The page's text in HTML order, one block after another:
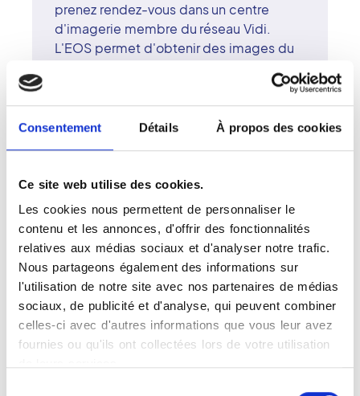
Consentement Détails À propos des cookies
Ce site web utilise des cookies.
Les cookies nous permettent de personnaliser le
contenu et les annonces, d'offrir des fonctionnalités
relatives aux médias sociaux et d'analyser notre trafic.
Nous partageons également des informations sur
l'utilisation de notre site avec nos partenaires de médias
sociaux, de publicité et d'analyse, qui peuvent combiner
celles-ci avec d'autres informations que vous leur avez
fournies ou qu'ils ont collectées lors de votre utilisation
prenez rendez-vous dans un centre
d'imagerie membre du réseau Vidi.
L'EOS permet d'obtenir des images du
avec une dose de rayonnement très
faible. Cet examen est particulièrement
adapté pour le suivi des scolioses, des
surspécialisés du centre de Langogne
assurent un diagnostic fiable et un
accompagnement personnalisé. Le
réseau Vidi privilégie la technologie, la
proximité et l'écoute pour offrir une
radiologie d'excellence, humaine et
accessible.